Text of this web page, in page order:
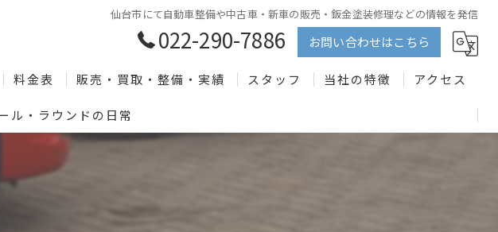
仙台市にて自動車整備や中古車・新車の販売・鈑金塗装修理などの情報を発信
022-290-7886 お問い合わせはこちら
料金表 販売・買取・整備・実績 スタッフ 当社の特徴
車買取
アクセス
ル・ラウンドの日常